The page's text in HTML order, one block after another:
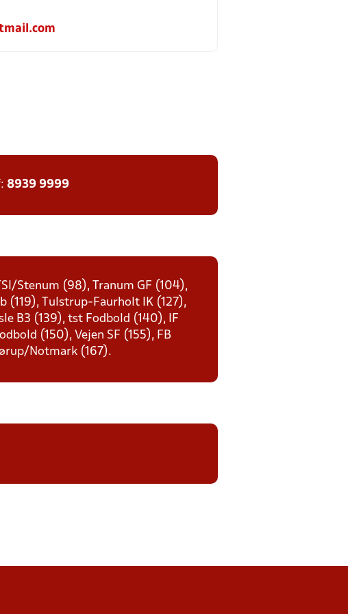
8939 9999
Stenum (98), Tranum GF (104),
(119), Tulstrup-Faurholt IK (127),
B3 (139), tst Fodbold (140), IF
(150), Vejen SF (155), FB
Notmark (167).